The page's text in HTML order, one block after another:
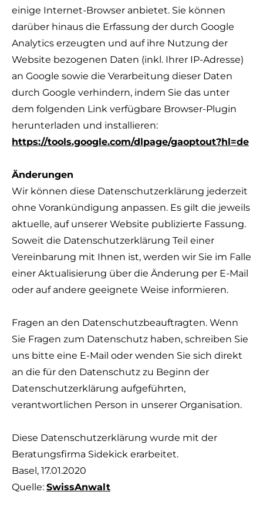
einige Internet-Browser anbietet. Sie können
darüber hinaus die Erfassung der durch Google
Analytics erzeugten und auf ihre Nutzung der
Website bezogenen Daten (inkl. Ihrer IP-Adresse)
an Google sowie die Verarbeitung dieser Daten
durch Google verhindern, indem Sie das unter
dem folgenden Link verfügbare Browser-Plugin
herunterladen und installieren:
https://tools.google.com/dlpage/gaoptout?hl=de
Änderungen
Wir können diese Datenschutzerklärung jederzeit
ohne Vorankündigung anpassen. Es gilt die jeweils
aktuelle, auf unserer Website publizierte Fassung.
Soweit die Datenschutzerklärung Teil einer
Vereinbarung mit Ihnen ist, werden wir Sie im Falle
einer Aktualisierung über die Änderung per E-Mail
oder auf andere geeignete Weise informieren.
Fragen an den Datenschutzbeauftragten. Wenn
Sie Fragen zum Datenschutz haben, schreiben Sie
uns bitte eine E-Mail oder wenden Sie sich direkt
an die für den Datenschutz zu Beginn der
Datenschutzerklärung aufgeführten,
verantwortlichen Person in unserer Organisation.
Diese Datenschutzerklärung wurde mit der
Beratungsfirma Sidekick erarbeitet.
Basel, 17.01.2020
Quelle: SwissAnwalt